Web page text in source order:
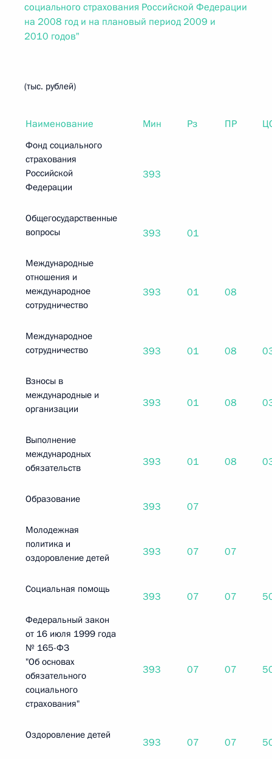
социального страхования Российской Федерации
на 2008 год и на плановый период 2009 и
2010 годов"
(тыс. рублей)
Наименование Мин Рз ПР
Фонд социального
страхования
Российской
Федерации
393
Общегосударственные
вопросы
393 01
Международные
отношения и
международное
сотрудничество
393 01 08
Международное
сотрудничество
393 01 08
Взносы в
международные и
организации
393 01 08
Выполнение
международных
обязательств
393 01 08
Образование
393 07
Молодежная
политика и
оздоровление детей
393 07 07
Социальная помощь
393 07 07
Федеральный закон
от 16 июля 1999 года
№ 165-ФЗ
"Об основах
обязательного
социального
страхования"
393 07 07
Оздоровление детей
393 07 07